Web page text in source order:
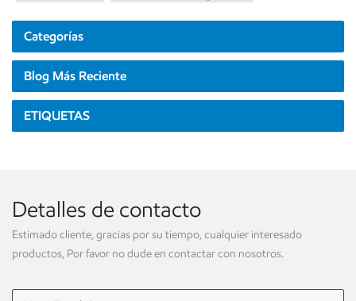
Categorías
Blog Más Reciente
ETIQUETAS
Detalles de contacto
Estimado cliente, gracias por su tiempo, cualquier interesado
productos, Por favor no dude en contactar con nosotros.